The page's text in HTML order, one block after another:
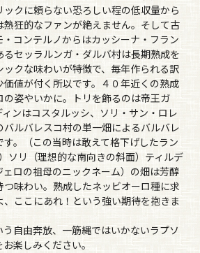
ックに頼らない恐ろしい程の低収量から
熱狂的なファンが絶えません。そして古
コンテルノからはカッシーナ・フラン
るセッラルンガ・ダルバ村は長期熟成を
ックな味わいが特徴で、毎年作られる訳
価値が付く所以です。４０年近くの熟成
の姿やいかに。トリを飾るのは帝王ガ
ンはコスタルッシ、ソリ・サン・ロレ
ルバレスコ村の単一畑によるバルバレ
。（この当時は敢えて格下げしたラン
ソリ（理想的な南向きの斜面）ティルデ
ェロの祖母のニックネーム）の畑は芳醇
つ味わい。熟成したネッビオーロ種に求
ここにあれ！という強い期待を抱きま
自由奔放、一筋縄ではいかないラプソ
楽しみください。